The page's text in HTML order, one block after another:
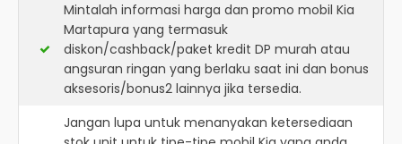
Mintalah informasi harga dan promo mobil Kia
Martapura yang termasuk
diskon/cashback/paket kredit DP murah atau
angsuran ringan yang berlaku saat ini dan bonus
aksesoris/bonus2 lainnya jika tersedia.
Jangan lupa untuk menanyakan ketersediaan